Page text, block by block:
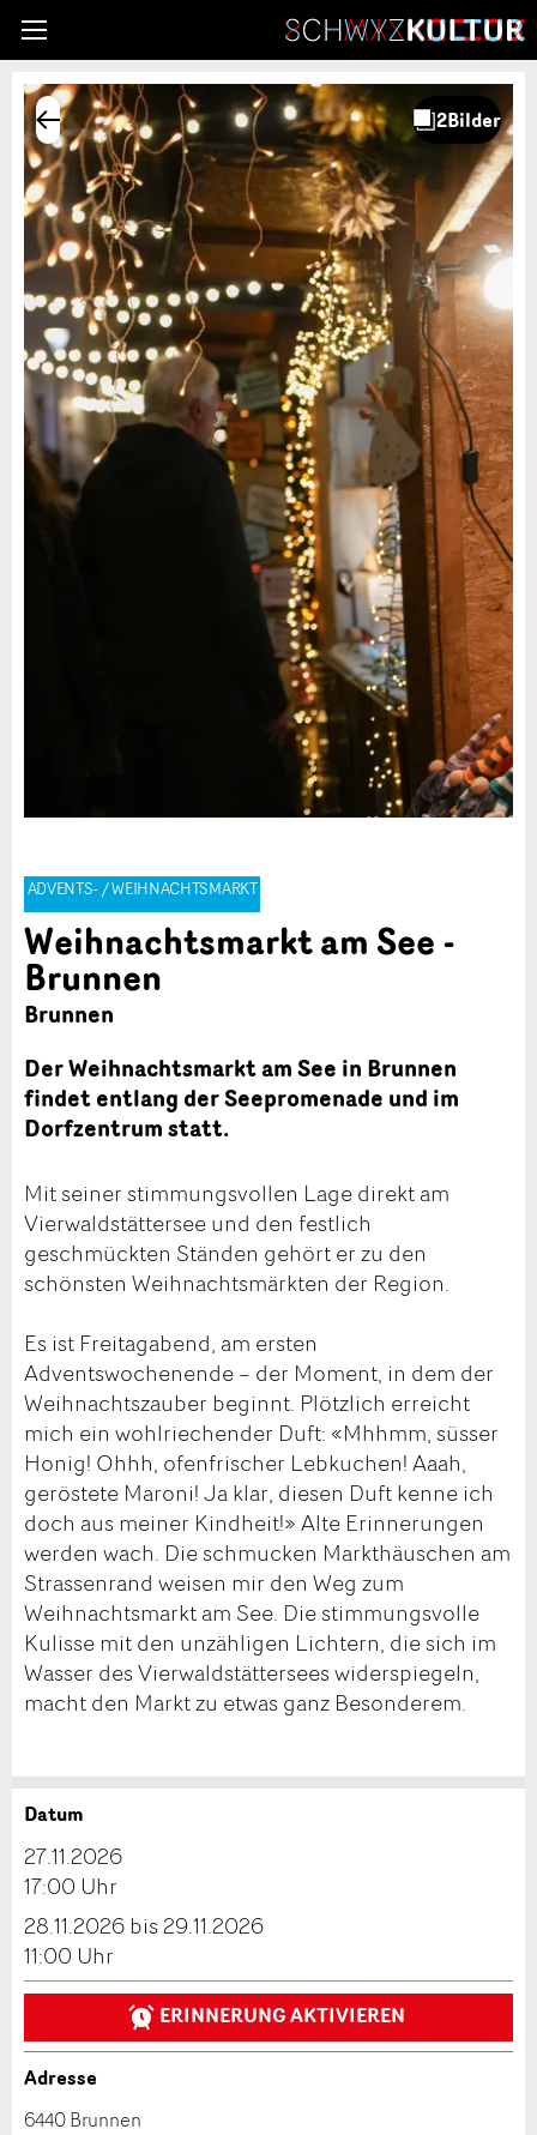
ADVENTS- / WEIHNACHTSMARKT
Weihnachtsmarkt am See -
Brunnen
Brunnen
Der Weihnachtsmarkt am See in Brunnen
findet entlang der Seepromenade und im
Dorfzentrum statt.
Mit seiner stimmungsvollen Lage direkt am
Vierwaldstättersee und den festlich
geschmückten Ständen gehört er zu den
schönsten Weihnachtsmärkten der Region.
Es ist Freitagabend, am ersten
Adventswochenende – der Moment, in dem der
Weihnachtszauber beginnt. Plötzlich erreicht
mich ein wohlriechender Duft: «Mhhmm, süsser
Honig! Ohhh, ofenfrischer Lebkuchen! Aaah,
geröstete Maroni! Ja klar, diesen Duft kenne ich
doch aus meiner Kindheit!» Alte Erinnerungen
werden wach. Die schmucken Markthäuschen am
Strassenrand weisen mir den Weg zum
Weihnachtsmarkt am See. Die stimmungsvolle
Kulisse mit den unzähligen Lichtern, die sich im
Wasser des Vierwaldstättersees widerspiegeln,
macht den Markt zu etwas ganz Besonderem.
Anzeige beanstanden
Ihr Feedback wird sehr geschätzt!
Allgemeines Feedback
Anzeige nicht mehr gültig
Anzeige unvollständig
Anzeige weiterempfehlen
Empfehlen Sie diese Anzeige an Freunde weiter.
Reservation
Veranstaltungsdatum *:
Anzahl der Teilnehmer *:
Vorname / Nachname *:
Datum
27.11.2026
17:00 Uhr
28.11.2026 bis 29.11.2026
11:00 Uhr
ERINNERUNG AKTIVIEREN
Adresse
6440 Brunnen